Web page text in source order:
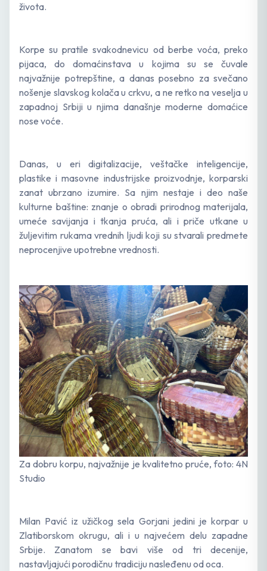
života.
Korpe su pratile svakodnevicu od berbe voća, preko
pijaca, do domaćinstava u kojima su se čuvale
najvažnije potrepštine, a danas posebno za svečano
nošenje slavskog kolača u crkvu, a ne retko na veselja u
zapadnoj Srbiji u njima današnje moderne domaćice
nose voće.
Danas, u eri digitalizacije, veštačke inteligencije,
plastike i masovne industrijske proizvodnje, korparski
zanat ubrzano izumire. Sa njim nestaje i deo naše
kulturne baštine: znanje o obradi prirodnog materijala,
umeće savijanja i tkanja pruća, ali i priče utkane u
žuljevitim rukama vrednih ljudi koji su stvarali predmete
neprocenjive upotrebne vrednosti.
Za dobru korpu, najvažnije je kvalitetno pruće, foto: 4N
Studio
Milan Pavić iz užičkog sela Gorjani jedini je korpar u
Zlatiborskom okrugu, ali i u najvećem delu zapadne
Srbije. Zanatom se bavi više od tri decenije,
nastavljajući porodičnu tradiciju nasleđenu od oca.